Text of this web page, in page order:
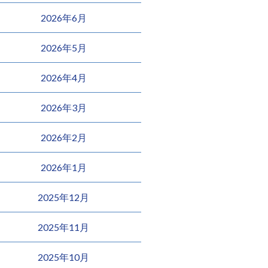
2026年6月
2026年5月
2026年4月
2026年3月
2026年2月
2026年1月
2025年12月
2025年11月
2025年10月